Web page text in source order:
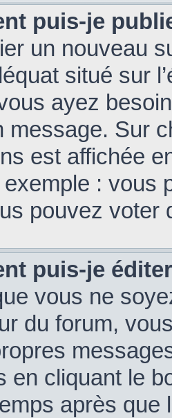
puis-je
un nouveau
situé sur
ayez
message. Sur
est affichée
: vous
pouvez voter
puis-je
vous ne
du forum,
en cliquant le
après que